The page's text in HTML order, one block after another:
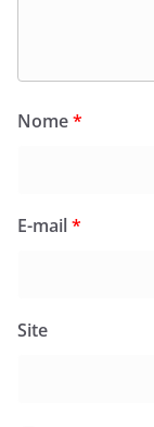
Nome*
E-mail*
Site